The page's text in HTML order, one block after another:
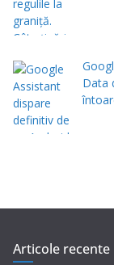
Data
Articole recente